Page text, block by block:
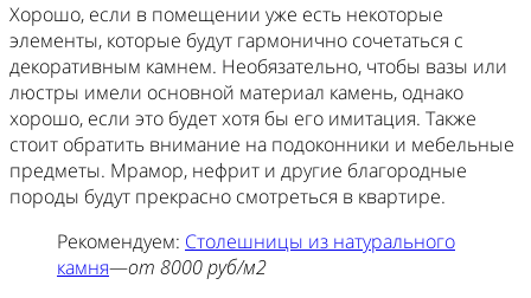
Хорошо, если в помещении уже есть некоторые
элементы, которые будут гармонично сочетаться с
декоративным камнем. Необязательно, чтобы вазы или
люстры имели основной материал камень, однако
хорошо, если это будет хотя бы его имитация. Также
стоит обратить внимание на подоконники и мебельные
предметы. Мрамор, нефрит и другие благородные
породы будут прекрасно смотреться в квартире.
Рекомендуем: Столешницы из натурального
камня—от 8000 руб/м2